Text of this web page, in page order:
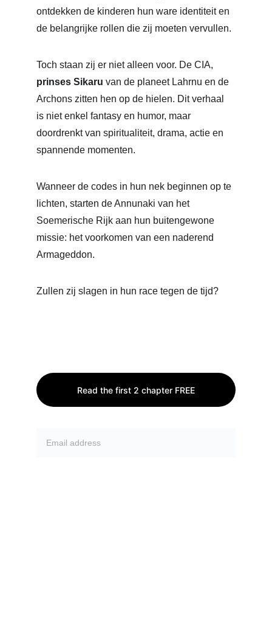
ontdekken de kinderen hun ware identiteit en
de belangrijke rollen die zij moeten vervullen.
Toch staan zij er niet alleen voor. De CIA,
prinses Sikaru van de planeet Lahrnu en de
Archons zitten hen op de hielen. Dit verhaal
is niet enkel fantasy en humor, maar
doordrenkt van spiritualiteit, drama, actie en
spannende momenten.
Wanneer de codes in hun nek beginnen op te
lichten, starten de Annunaki van het
Soemerische Rijk aan hun buitengewone
missie: het voorkomen van een naderend
Armageddon.
Zullen zij slagen in hun race tegen de tijd?
Read the first 2 chapter FREE